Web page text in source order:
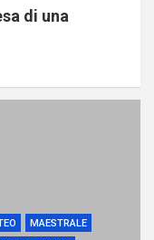
di una
MAESTRALE